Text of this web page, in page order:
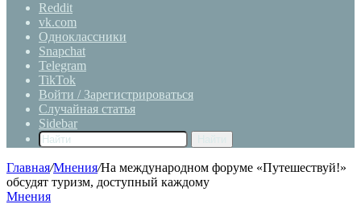
Reddit
vk.com
Одноклассники
Snapchat
Telegram
TikTok
Войти / Зарегистрироваться
Случайная статья
Sidebar
Главная/Мнения/На международном форуме «Путешествуй!»
обсудят туризм, доступный каждому
Мнения